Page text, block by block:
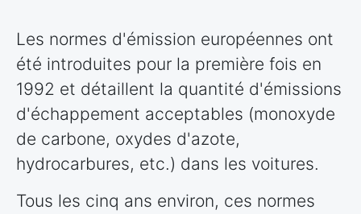
Les normes d'émission européennes ont
été introduites pour la première fois en
1992 et détaillent la quantité d'émissions
d'échappement acceptables (monoxyde
de carbone, oxydes d'azote,
hydrocarbures, etc.) dans les voitures.
Tous les cinq ans environ, ces normes